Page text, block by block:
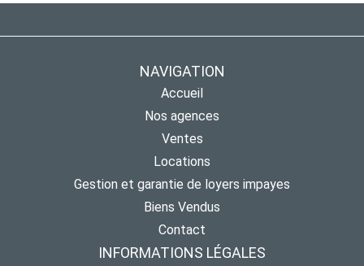
NAVIGATION
Accueil
Nos agences
Ventes
Locations
Gestion et garantie de loyers impayes
Biens Vendus
Contact
INFORMATIONS LÉGALES